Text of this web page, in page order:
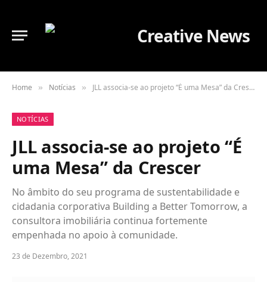
Home » Notícias » JLL associa-se ao projeto “É uma Mesa” da Crescer
NOTÍCIAS
JLL associa-se ao projeto “É
uma Mesa” da Crescer
No âmbito do seu programa de sustentabilidade e
cidadania corporativa Building a Better Tomorrow, a
consultora imobiliária continua fortemente
empenhada no apoio à comunidade.
23 de Dezembro, 2021